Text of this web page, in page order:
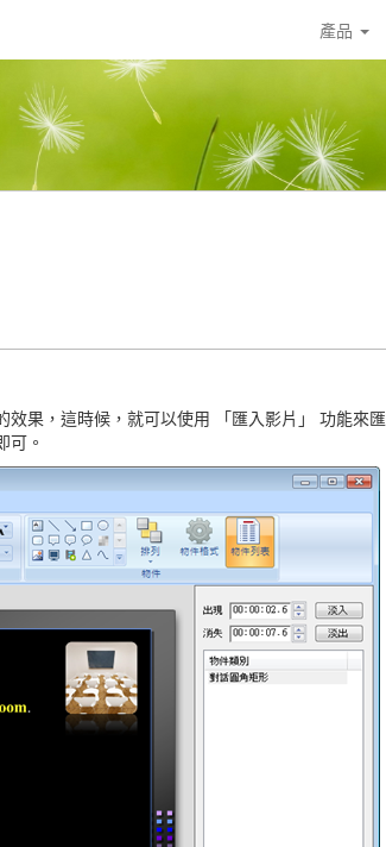
產品
果，這時候，就可以使用 「匯入影片」 功能來匯
可。